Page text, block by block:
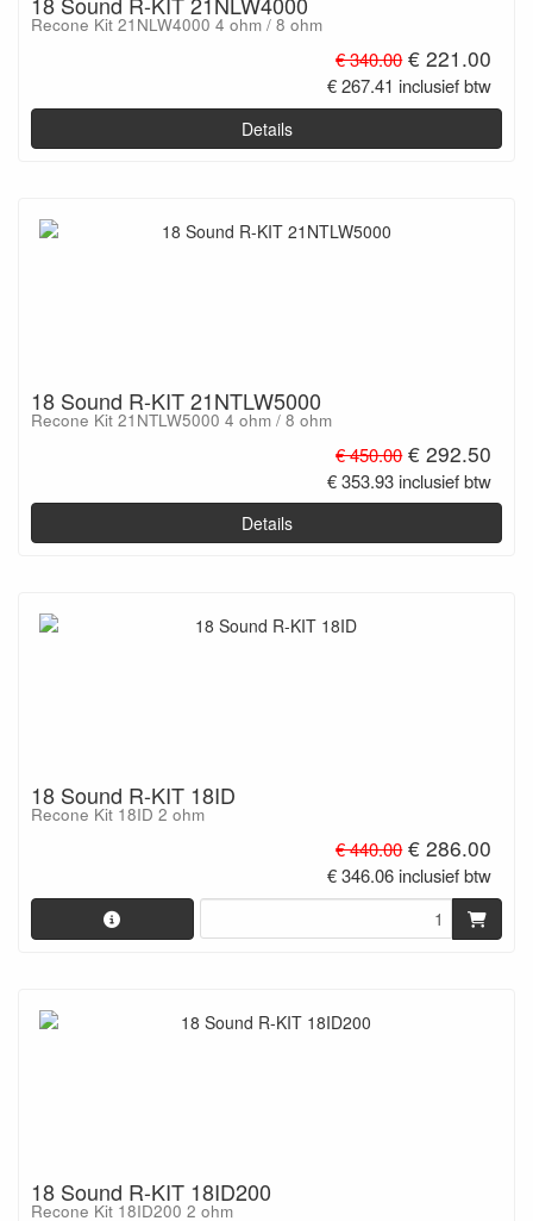
Recone Kit 21NLW4000 4 ohm / 8 ohm
€ 340.00 € 221.00
€ 267.41 inclusief btw
Details
18 Sound R-KIT 21NTLW5000
Recone Kit 21NTLW5000 4 ohm / 8 ohm
€ 450.00 € 292.50
€ 353.93 inclusief btw
Details
18 Sound R-KIT 18ID
Recone Kit 18ID 2 ohm
€ 440.00 € 286.00
€ 346.06 inclusief btw
18 Sound R-KIT 18ID200
Recone Kit 18ID200 2 ohm